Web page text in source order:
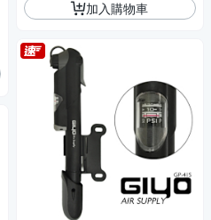
加入購物車